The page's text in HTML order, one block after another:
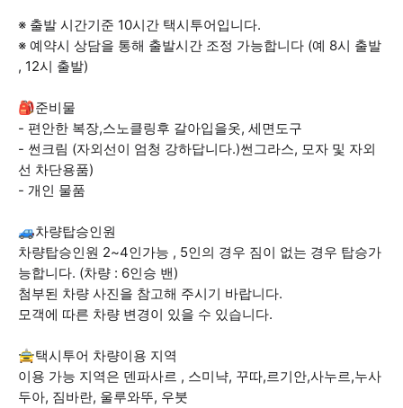
※ 출발 시간기준 10시간 택시투어입니다.
※ 예약시 상담을 통해 출발시간 조정 가능합니다 (예 8시 출발
, 12시 출발)
🎒준비물
- 편안한 복장,스노클링후 갈아입을옷, 세면도구
- 썬크림 (자외선이 엄청 강하답니다.)썬그라스, 모자 및 자외
선 차단용품)
- 개인 물품
🚙차량탑승인원
차량탑승인원 2~4인가능 , 5인의 경우 짐이 없는 경우 탑승가
능합니다. (차량 : 6인승 밴)
첨부된 차량 사진을 참고해 주시기 바랍니다.
모객에 따른 차량 변경이 있을 수 있습니다.
🚖택시투어 차량이용 지역
이용 가능 지역은 덴파사르 , 스미냑, 꾸따,르기안,사누르,누사
두아, 짐바란, 울루와뚜, 우붓